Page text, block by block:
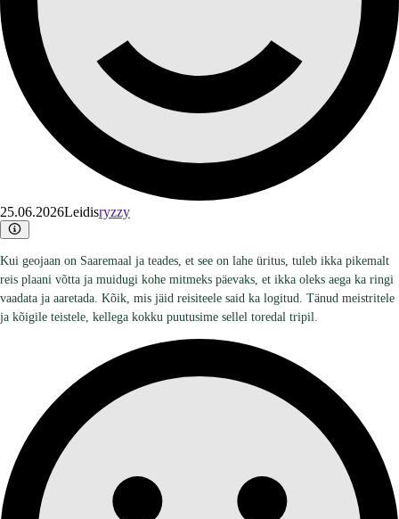
25.06.2026Leidisryzzy
Kui geojaan on Saaremaal ja teades, et see on lahe üritus, tuleb ikka pikemalt
reis plaani võtta ja muidugi kohe mitmeks päevaks, et ikka oleks aega ka ringi
vaadata ja aaretada. Kõik, mis jäid reisiteele said ka logitud. Tänud meistritele
ja kõigile teistele, kellega kokku puutusime sellel toredal tripil.